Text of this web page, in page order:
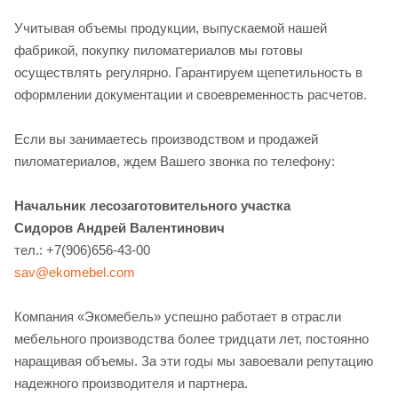
Учитывая объемы продукции, выпускаемой нашей
фабрикой, покупку пиломатериалов мы готовы
осуществлять регулярно. Гарантируем щепетильность в
оформлении документации и своевременность расчетов.
Если вы занимаетесь производством и продажей
пиломатериалов, ждем Вашего звонка по телефону:
Начальник лесозаготовительного участка
Сидоров Андрей Валентинович
тел.: +7(906)656-43-00
sav@ekomebel.com
Компания «Экомебель» успешно работает в отрасли
мебельного производства более тридцати лет, постоянно
наращивая объемы. За эти годы мы завоевали репутацию
надежного производителя и партнера.